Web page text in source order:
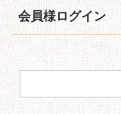
会員様ログイン